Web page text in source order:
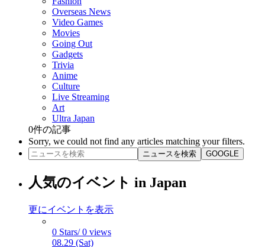
Overseas News
Video Games
Movies
Going Out
Gadgets
Trivia
Anime
Culture
Live Streaming
Art
Ultra Japan
0件の記事
Sorry, we could not find any articles matching your filters.
ニュースを検索 GOOGLE
人気のイベント in Japan
更にイベントを表示
0 Stars/ 0 views
08.29 (Sat)